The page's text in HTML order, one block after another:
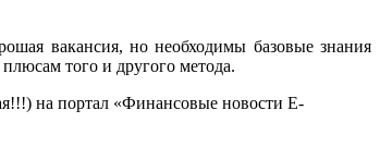
вакансия, но необходимы базовые знания
того и другого метода.
на портал «Финансовые новости E-